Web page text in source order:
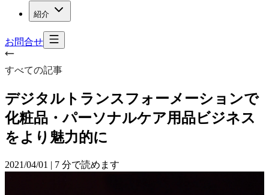
紹介
お問合せ
すべての記事
デジタルトランスフォーメーションで
化粧品・パーソナルケア用品ビジネス
をより 魅力的に
2021/04/01 | 7 分で読めます